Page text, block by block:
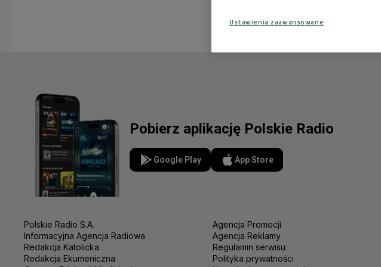
Pobierz aplikację Polskie Radio
Google Play App Store
Polskie Radio S.A.
Informacyjna Agencja Radiowa
Redakcja Katolicka
Redakcja Ekumeniczna
Agencja Promocji
Agencja Reklamy
Regulamin serwisu
Polityka prywatności
Ustawienia zaawansowane